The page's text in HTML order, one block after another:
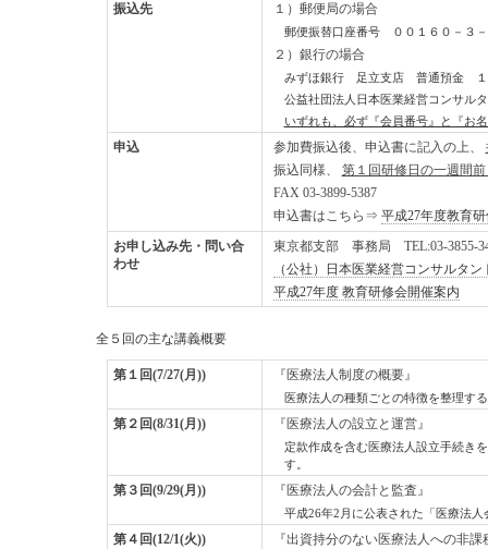
振込先 １）郵便局の場合
郵便振替口座番号 ００１６０－３
２）銀行の場合
みずほ銀行 足立支店 普通預金 １
公益社団法人日本医業経営コンサ
いずれも、必ず『会員番号』と『お
申込 参加費振込後、申込書に記入の上、
振込同様、 第１回研修日の一週間前
FAX 03-3899-5387
申込書はこちら⇒ 平成27年度教育
お申し込み先・問い合
わせ
東京都支部 事務局 TEL:03-3855-
（公社）日本医業経営コンサルタ
平成27年度 教育研修会開催案内
全５回の主な講義概要
第１回(7/27(月)) 『医療法人制度の概要』
医療法人の種類ごとの特徴を整理す
第２回(8/31(月)) 『医療法人の設立と運営』
定款作成を含む医療法人設立手続き
す。
第３回(9/29(月)) 『医療法人の会計と監査』
平成26年2月に公表された「医療法
第４回(12/1(火)) 『出資持分のない医療法人への非課